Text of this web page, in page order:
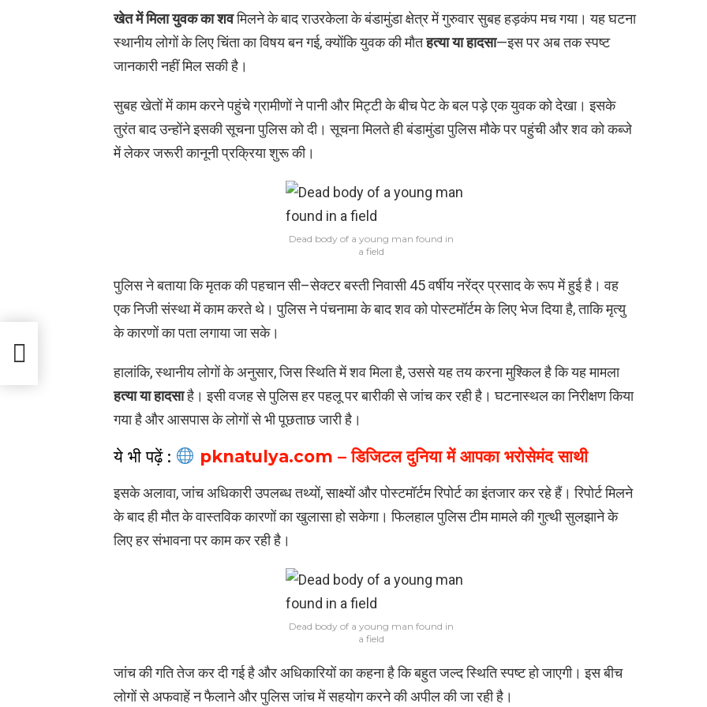
खेत में मिला युवक का शवमिलने के बाद राउरकेला के बंडामुंडा क्षेत्र में गुरुवार सुबह हड़कंप मच गया। यह घटना
स्थानीय लोगों के लिए चिंता का विषय बन गई, क्योंकि युवक की मौतहत्या या हादसा—इस पर अब तक स्पष्ट
जानकारी नहीं मिल सकी है।
सुबह खेतों में काम करने पहुंचे ग्रामीणों ने पानी और मिट्टी के बीच पेट के बल पड़े एक युवक को देखा। इसके
तुरंत बाद उन्होंने इसकी सूचना पुलिस को दी। सूचना मिलते ही बंडामुंडा पुलिस मौके पर पहुंची और शव को कब्जे
में लेकर जरूरी कानूनी प्रक्रिया शुरू की।
Dead body of a young man found in
a field
पुलिस ने बताया कि मृतक की पहचान सी–सेक्टर बस्ती निवासी 45 वर्षीय नरेंद्र प्रसाद के रूप में हुई है। वह
एक निजी संस्था में काम करते थे। पुलिस ने पंचनामा के बाद शव को पोस्टमॉर्टम के लिए भेज दिया है, ताकि मृत्यु
के कारणों का पता लगाया जा सके।
हालांकि, स्थानीय लोगों के अनुसार, जिस स्थिति में शव मिला है, उससे यह तय करना मुश्किल है कि यह मामला
हत्या या हादसाहै। इसी वजह से पुलिस हर पहलू पर बारीकी से जांच कर रही है। घटनास्थल का निरीक्षण किया
गया है और आसपास के लोगों से भी पूछताछ जारी है।
ये भी पढ़ें : pknatulya.com – डिजिटल दुनिया में आपका भरोसेमंद साथी
इसके अलावा, जांच अधिकारी उपलब्ध तथ्यों, साक्ष्यों और पोस्टमॉर्टम रिपोर्ट का इंतजार कर रहे हैं। रिपोर्ट मिलने
के बाद ही मौत के वास्तविक कारणों का खुलासा हो सकेगा। फिलहाल पुलिस टीम मामले की गुत्थी सुलझाने के
लिए हर संभावना पर काम कर रही है।
Dead body of a young man found in
a field
जांच की गति तेज कर दी गई है और अधिकारियों का कहना है कि बहुत जल्द स्थिति स्पष्ट हो जाएगी। इस बीच
लोगों से अफवाहें न फैलाने और पुलिस जांच में सहयोग करने की अपील की जा रही है।